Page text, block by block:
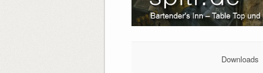
Downloads